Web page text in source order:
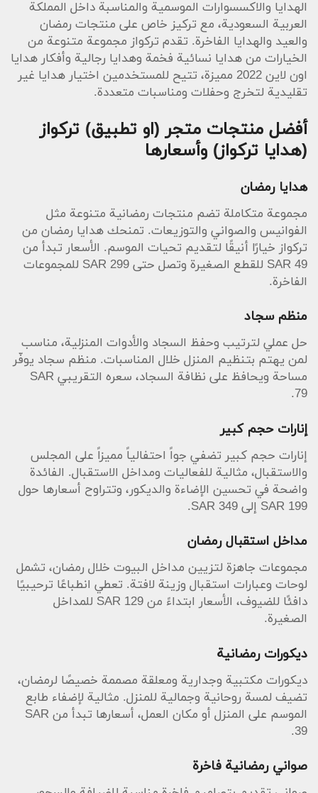
الهدايا والاكسسوارات الموسمية والمناسبة داخل المملكة
العربية السعودية، مع تركيز خاص على منتجات رمضان
والعيد والهدايا الفاخرة. تقدم تركواز مجموعة متنوعة من
الخيارات من هدايا نسائية فخمة وهدايا رجالية وأفكار هدايا
اون لاين 2022 مميزة، تتيح للمستخدمين اختيار هدايا غير
تقليدية لتخرج وحفلات ومناسبات متعددة.
أفضل منتجات متجر (او تطبيق) تركواز
(هدايا تركواز) وأسعارها
هدايا رمضان
مجموعة متكاملة تضم منتجات رمضانية متنوعة مثل
الفوانيس والصواني والتوزيعات. تمنحك هدايا رمضان من
تركواز خيارًا أنيقًا لتقديم تحيات الموسم. الأسعار تبدأ من
SAR 49 للقطع الصغيرة وتصل حتى SAR 299 للمجموعات
الفاخرة.
منظم سجاد
حل عملي لترتيب وحفظ السجاد والأدوات المنزلية، مناسب
لمن يهتم بتنظيم المنزل خلال المناسبات. منظم سجاد يوفّر
مساحة ويحافظ على نظافة السجاد، سعره التقريبي SAR
79.
إنارات حجم كبير
إنارات حجم كبير تضفي جواً احتفالياً مميزاً على المجلس
والاستقبال، مثالية للفعاليات ومداخل الاستقبال. الفائدة
واضحة في تحسين الإضاءة والديكور، وتتراوح أسعارها حول
SAR 199 إلى SAR 349.
مداخل استقبال رمضان
مجموعات جاهزة لتزيين مداخل البيوت خلال رمضان، تشمل
لوحات وعبارات استقبال وزينة لافتة. تعطي انطباعًا ترحيبيًا
دافئًا للضيوف، الأسعار ابتداءً من SAR 129 للمداخل
الصغيرة.
ديكورات رمضانية
ديكورات مكتبية وجدارية ومعلقة مصممة خصيصًا لرمضان،
تضيف لمسة روحانية وجمالية للمنزل. مثالية لإضفاء طابع
الموسم على المنزل أو مكان العمل، أسعارها تبدأ من SAR
39.
صواني رمضانية فاخرة